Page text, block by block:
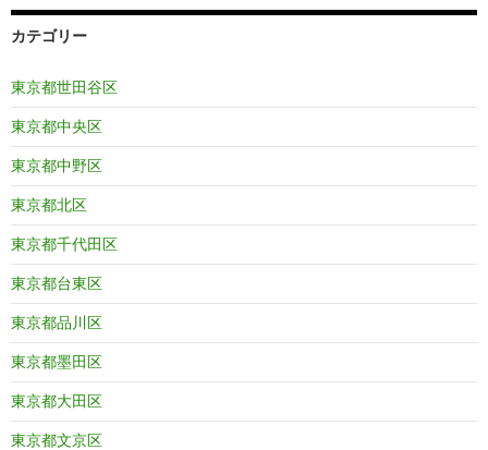
カテゴリー
東京都世田谷区
東京都中央区
東京都中野区
東京都北区
東京都千代田区
東京都台東区
東京都品川区
東京都墨田区
東京都大田区
東京都文京区